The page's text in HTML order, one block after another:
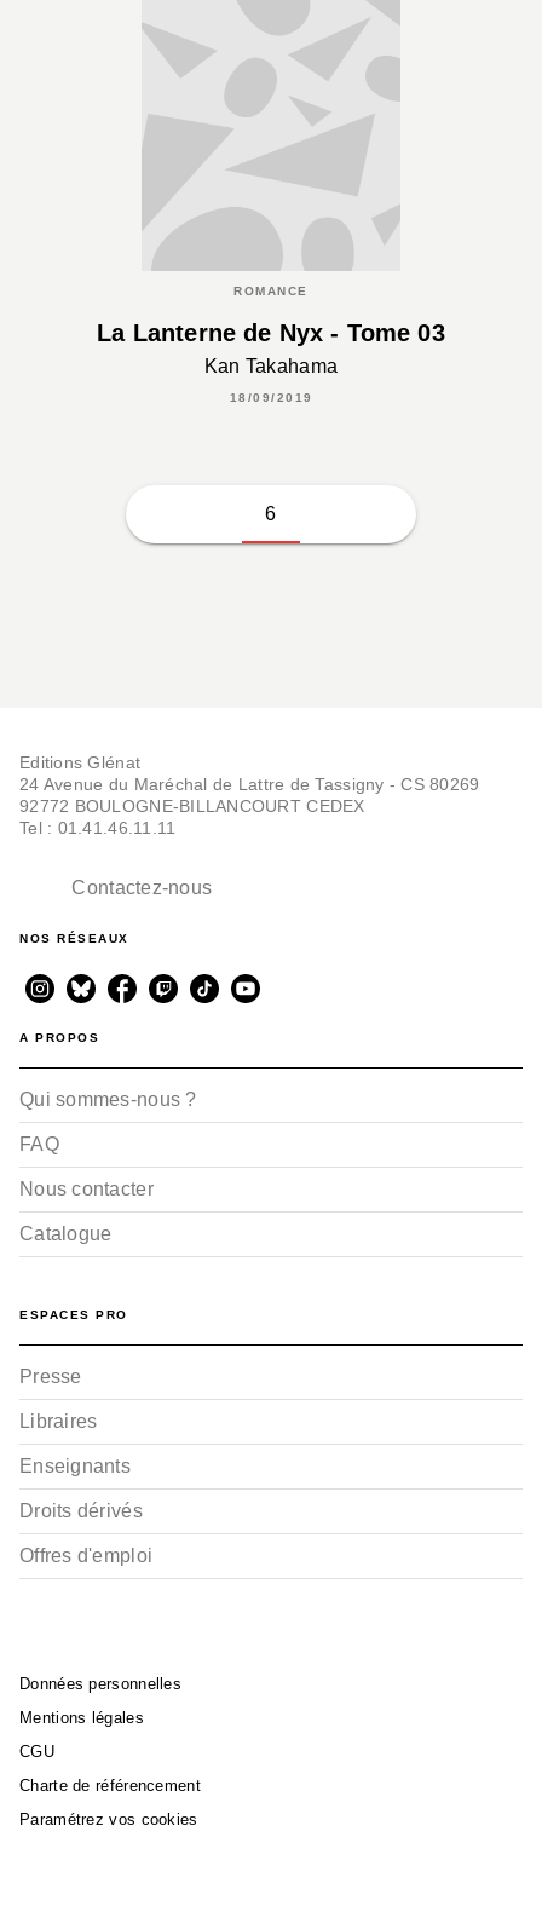
ROMANCE
La Lanterne de Nyx - Tome 03
Kan Takahama
18/09/2019
6
Editions Glénat
24 Avenue du Maréchal de Lattre de Tassigny - CS 80269
92772 BOULOGNE-BILLANCOURT CEDEX
Tel : 01.41.46.11.11
Contactez-nous
NOS RÉSEAUX
A PROPOS
Qui sommes-nous ?
FAQ
Nous contacter
Catalogue
ESPACES PRO
Presse
Libraires
Enseignants
Droits dérivés
Offres d'emploi
Données personnelles
Mentions légales
CGU
Charte de référencement
Paramétrez vos cookies